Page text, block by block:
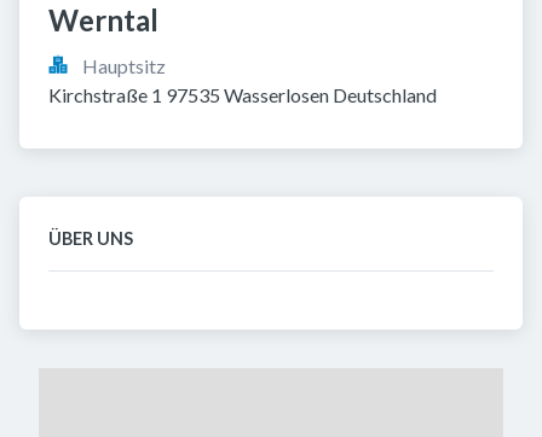
Werntal
Hauptsitz
Kirchstraße 1 97535 Wasserlosen Deutschland
ÜBER UNS